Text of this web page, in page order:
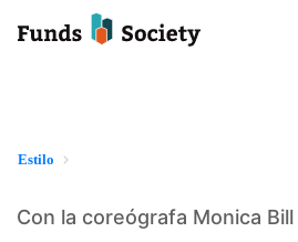
Estilo
Con la coreógrafa Monica